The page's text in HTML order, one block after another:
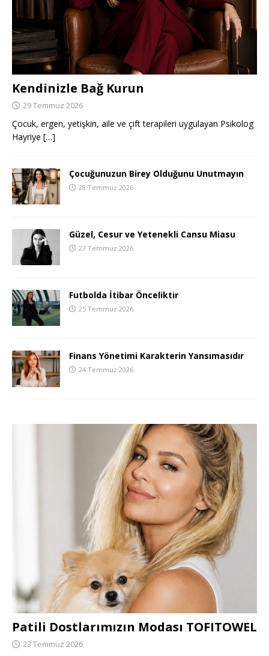
Kendinizle Bağ Kurun
29 Temmuz 2026
Çocuk, ergen, yetişkin, aile ve çift terapileri uygulayan Psikolog
Hayriye […]
Çocuğunuzun Birey Olduğunu Unutmayın
28 Temmuz 2026
Güzel, Cesur ve Yetenekli Cansu Miasu
27 Temmuz 2026
Futbolda İtibar Önceliktir
25 Temmuz 2026
Finans Yönetimi Karakterin Yansımasıdır
24 Temmuz 2026
Patili Dostlarımızın Modası TOFITOWEL
23 Temmuz 2026